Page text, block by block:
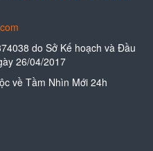
do Sở Kế hoạch và Đầu
26/04/2017
về Tầm Nhìn Mới 24h